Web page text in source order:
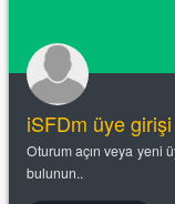
iSFDm üye girişi
Oturum açın veya yeni
bulunun..